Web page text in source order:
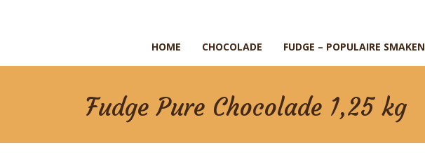
HOME CHOCOLADE FUDGE – POPULAIRE SMAKEN
Fudge Pure Chocolade 1,25 kg